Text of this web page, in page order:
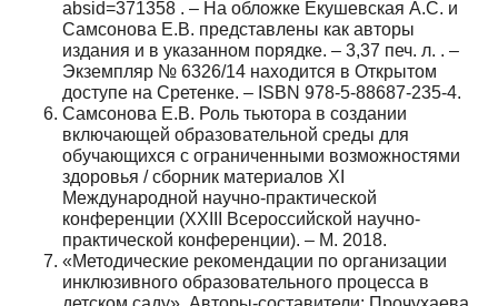
absid=371358 . – На обложке Екушевская А.С. и
Самсонова Е.В. представлены как авторы
издания и в указанном порядке. – 3,37 печ. л. . –
Экземпляр № 6326/14 находится в Открытом
доступе на Сретенке. – ISBN 978-5-88687-235-4.
Самсонова Е.В. Роль тьютора в создании
включающей образовательной среды для
обучающихся с ограниченными возможностями
здоровья / сборник материалов XI
Международной научно-практической
конференции (XXIII Всероссийской научно-
практической конференции). – М. 2018.
«Методические рекомендации по организации
инклюзивного образовательного процесса в